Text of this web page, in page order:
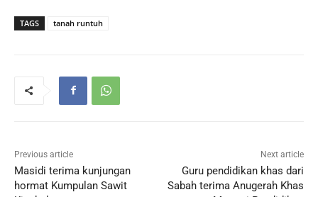
TAGS tanah runtuh
Previous article
Masidi terima kunjungan
hormat Kumpulan Sawit
Next article
Guru pendidikan khas dari
Sabah terima Anugerah Khas